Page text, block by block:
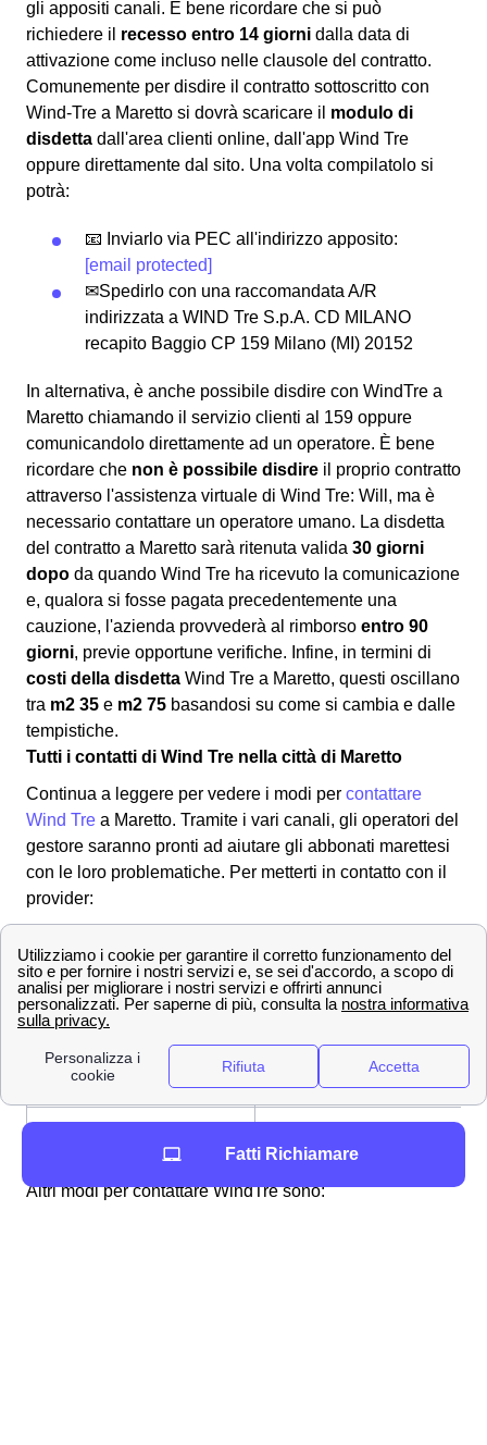
gli appositi canali. È bene ricordare che si può
richiedere il recesso entro 14 giorni dalla data di
attivazione come incluso nelle clausole del contratto.
Comunemente per disdire il contratto sottoscritto con
Wind-Tre a Maretto si dovrà scaricare il modulo di
disdetta dall'area clienti online, dall'app Wind Tre
oppure direttamente dal sito. Una volta compilatolo si
potrà:
📧 Inviarlo via PEC all'indirizzo apposito:
[email protected]
✉Spedirlo con una raccomandata A/R
indirizzata a WIND Tre S.p.A. CD MILANO
recapito Baggio CP 159 Milano (MI) 20152
In alternativa, è anche possibile disdire con WindTre a
Maretto chiamando il servizio clienti al 159 oppure
comunicandolo direttamente ad un operatore. È bene
ricordare che non è possibile disdire il proprio contratto
attraverso l'assistenza virtuale di Wind Tre: Will, ma è
necessario contattare un operatore umano. La disdetta
del contratto a Maretto sarà ritenuta valida 30 giorni
dopo da quando Wind Tre ha ricevuto la comunicazione
e, qualora si fosse pagata precedentemente una
cauzione, l'azienda provvederà al rimborso entro 90
giorni, previe opportune verifiche. Infine, in termini di
costi della disdetta Wind Tre a Maretto, questi oscillano
tra m2 35 e m2 75 basandosi su come si cambia e dalle
tempistiche.
Tutti i contatti di Wind Tre nella città di Maretto
Continua a leggere per vedere i modi per contattare
Wind Tre a Maretto. Tramite i vari canali, gli operatori del
gestore saranno pronti ad aiutare gli abbonati marettesi
con le loro problematiche. Per metterti in contatto con il
provider:
✔ Modalità per contattare Wind-Tre
800 900 134
Numero Verde
[email protected] Indirizzo mail per PEC
Altri modi per contattare WindTre sono:
Fatti Richiamare